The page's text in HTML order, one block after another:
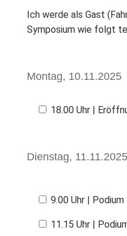
Ich werde als Gast
Symposium wie folgt
Montag, 10.11.2025
18.00 Uhr |
Dienstag, 11.11.2025
9.00 Uhr | Podium
11.15 Uhr |